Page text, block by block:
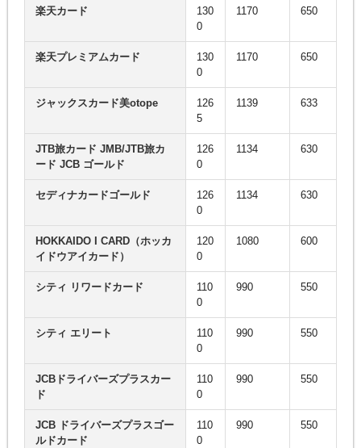
楽天カード
130
0
1170 650
楽天プレミアムカード
130
0
1170 650
ジャックスカード美otope
126
5
1139 633
JTB旅カード JMB/JTB旅カ
ード JCB ゴールド
126
0
1134 630
セディナカードゴールド
126
0
1134 630
HOKKAIDO I CARD（ホッカ
イドウアイカード）
120
0
1080 600
シティ リワードカード
110
0
990 550
シティ エリート
110
0
990 550
JCBドライバーズプラスカー
ド
110
0
990 550
JCB ドライバーズプラスゴー
ルドカード
110
0
990 550